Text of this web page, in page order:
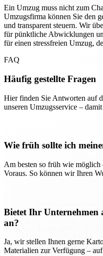
Ein Umzug muss nicht zum
Umzugsfirma können Sie den
und transparent steuern. Wir
für pünktliche Abwicklungen
für einen stressfreien Umzug,
FAQ
Häufig gestellte Fragen
Hier finden Sie Antworten auf
unseren Umzugsservice –
Wie früh sollte ich
Am besten so früh wie
Voraus. So können wir Ihren
Bietet Ihr Unternehmen
an?
Ja, wir stellen Ihnen gerne
Materialien zur Verfügung –